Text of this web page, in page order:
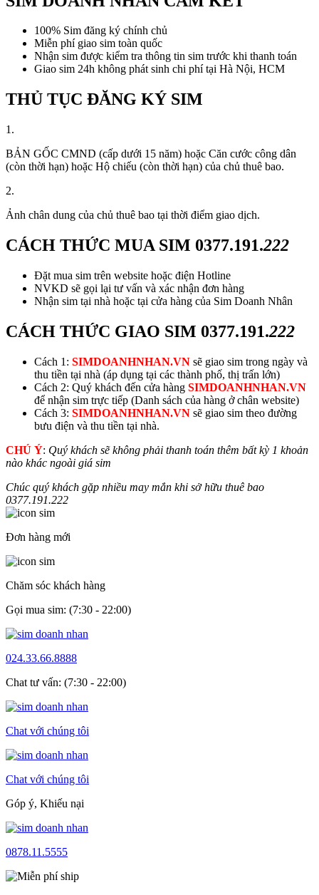
100% Sim đăng ký chính chủ
Miễn phí giao sim toàn quốc
Nhận sim được kiểm tra thông tin sim trước khi thanh toán
Giao sim 24h không phát sinh chi phí tại Hà Nội, HCM
THỦ TỤC ĐĂNG KÝ SIM
1.
BẢN GỐC CMND (cấp dưới 15 năm) hoặc Căn cước công dân
(còn thời hạn) hoặc Hộ chiếu (còn thời hạn) của chủ thuê bao.
2.
Ảnh chân dung của chủ thuê bao tại thời điểm giao dịch.
CÁCH THỨC MUA SIM 0377.191.222
Đặt mua sim trên website hoặc điện Hotline
NVKD sẽ gọi lại tư vấn và xác nhận đơn hàng
Nhận sim tại nhà hoặc tại cửa hàng của Sim Doanh Nhân
CÁCH THỨC GIAO SIM 0377.191.222
Cách 1: SIMDOANHNHAN.VN sẽ giao sim trong ngày và
thu tiền tại nhà (áp dụng tại các thành phố, thị trấn lớn)
Cách 2: Quý khách đến cửa hàng SIMDOANHNHAN.VN
để nhận sim trực tiếp (Danh sách của hàng ở chân website)
Cách 3: SIMDOANHNHAN.VN sẽ giao sim theo đường
bưu điện và thu tiền tại nhà.
CHÚ Ý: Quý khách sẽ không phải thanh toán thêm bất kỳ 1 khoản
nào khác ngoài giá sim
Chúc quý khách gặp nhiều may mắn khi sở hữu thuê bao
0377.191.222
Đơn hàng mới
Chăm sóc khách hàng
Gọi mua sim: (7:30 - 22:00)
024.33.66.8888
Chat tư vấn: (7:30 - 22:00)
Chat với chúng tôi
Chat với chúng tôi
Góp ý, Khiếu nại
0878.11.5555